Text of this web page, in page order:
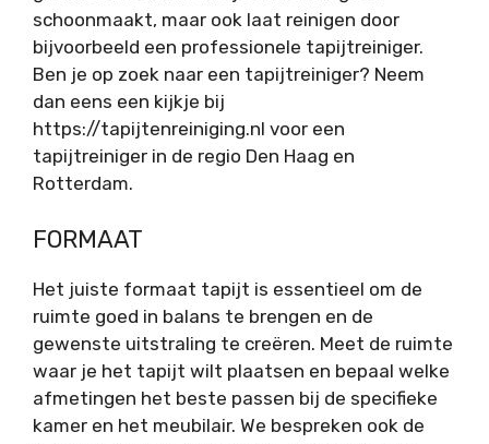
schoonmaakt, maar ook laat reinigen door
bijvoorbeeld een professionele tapijtreiniger.
Ben je op zoek naar een tapijtreiniger? Neem
dan eens een kijkje bij
https://tapijtenreiniging.nl voor een
tapijtreiniger in de regio Den Haag en
Rotterdam.
FORMAAT
Het juiste formaat tapijt is essentieel om de
ruimte goed in balans te brengen en de
gewenste uitstraling te creëren. Meet de ruimte
waar je het tapijt wilt plaatsen en bepaal welke
afmetingen het beste passen bij de specifieke
kamer en het meubilair. We bespreken ook de